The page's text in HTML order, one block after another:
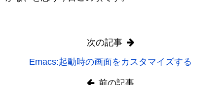
次の記事
Emacs:起動時の画面をカスタマイズする
前の記事